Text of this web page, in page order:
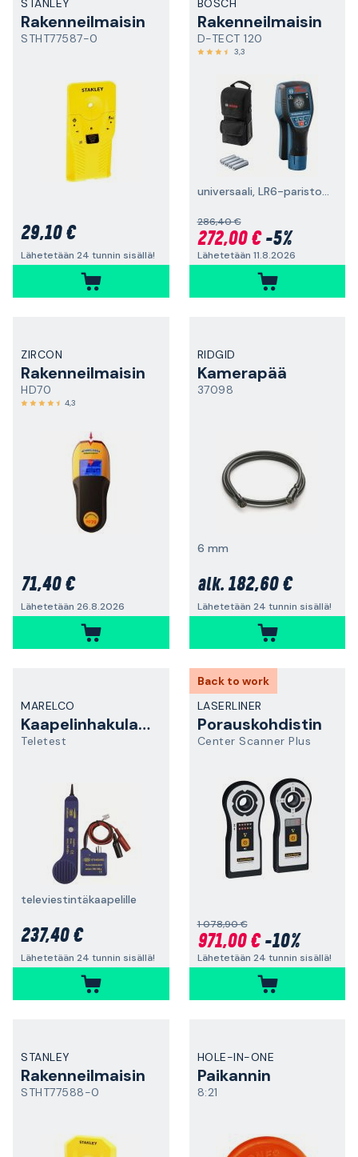
STANLEY
Rakenneilmaisin
STHT77587-0
29,10 €
Lähetetään 24 tunnin sisällä!
BOSCH
Rakenneilmaisin
D-TECT 120
3,3
universaali, LR6-paristoilla
286,40 €
272,00 €-5%
Lähetetään 11.8.2026
ZIRCON
Rakenneilmaisin
HD70
4,3
71,40 €
Lähetetään 26.8.2026
RIDGID
Kamerapää
37098
6 mm
alk. 182,60 €
Lähetetään 24 tunnin sisällä!
MARELCO
Kaapelinhakulaite
Teletest
televiestintäkaapelille
237,40 €
Lähetetään 24 tunnin sisällä!
Back to work
LASERLINER
Porauskohdistin
Center Scanner Plus
1 078,90 €
971,00 €-10%
Lähetetään 24 tunnin sisällä!
STANLEY
Rakenneilmaisin
STHT77588-0
HOLE-IN-ONE
Paikannin
8:21